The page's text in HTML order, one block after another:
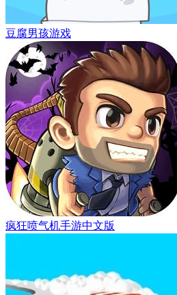
豆腐男孩游戏
疯狂喷气机手游中文版